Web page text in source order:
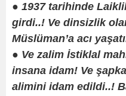
● 1937 tarihinde
girdi..! Ve dinsizlik
Müslüman’a acı
● Ve zalim İstiklal
insana idam! Ve
alimini idam edildi..!